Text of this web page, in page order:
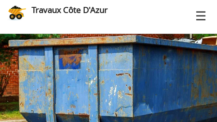
Travaux Côte D'Azur